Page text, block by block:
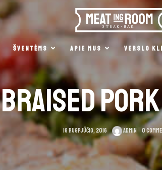
ŠVENTĖMS APIE MUS VERSLO
BRAISED
16 rugpjūčio, 2016 admin 0